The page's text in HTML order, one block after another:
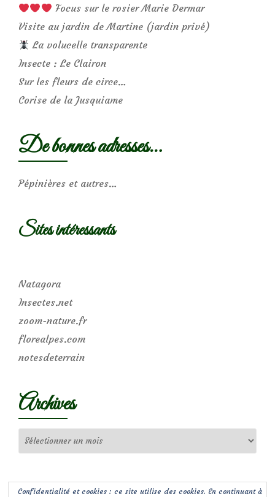
Focus sur le rosier Marie Dermar
Visite au jardin de Martine (jardin privé)
La volucelle transparente
Insecte : Le Clairon
Sur les fleurs de circe…
Corise de la Jusquiame
De bonnes adresses…
Pépinières et autres…
Sites intéressants
Natagora
Insectes.net
zoom-nature.fr
florealpes.com
notesdeterrain
Archives
Confidentialité et cookies : ce site utilise des cookies. En continuant à